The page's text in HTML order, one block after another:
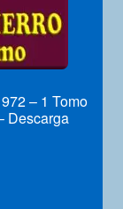
– 1 Tomo
Descarga